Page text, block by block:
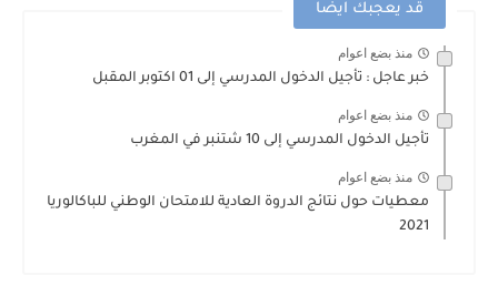
قد يعجبك ايضا
منذ بضع اعوام
خبر عاجل : تأجيل الدخول المدرسي إلى 01 اكتوبر المقبل
منذ بضع اعوام
تأجيل الدخول المدرسي إلى 10 شتنبر في المغرب
منذ بضع اعوام
معطيات حول نتائج الدروة العادية للامتحان الوطني للباكالوريا
2021